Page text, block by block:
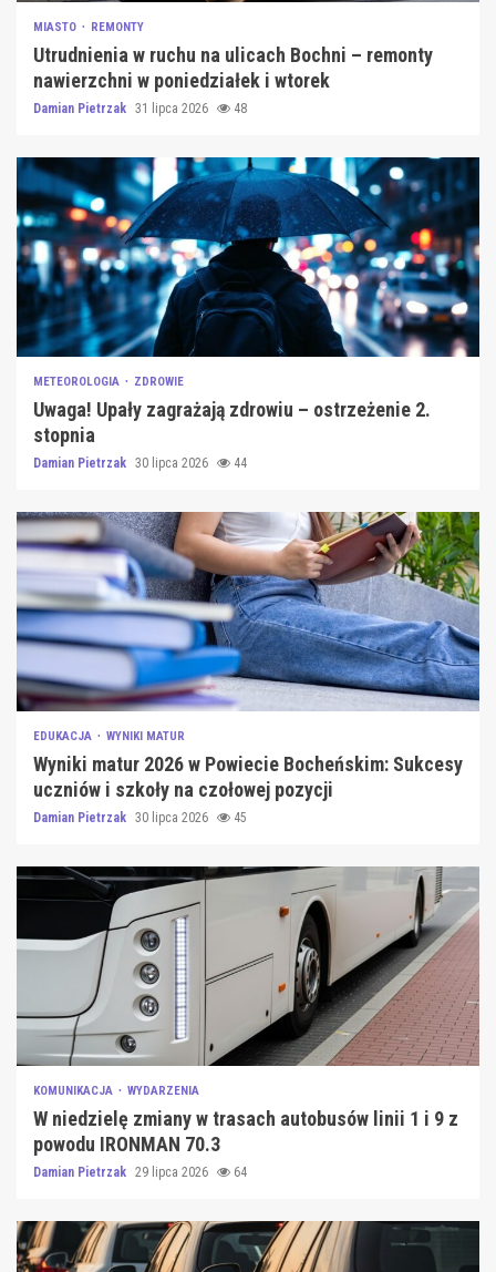
MIASTO REMONTY
Utrudnienia w ruchu na ulicach Bochni – remonty
nawierzchni w poniedziałek i wtorek
Damian Pietrzak 31 lipca 2026 48
METEOROLOGIA ZDROWIE
Uwaga! Upały zagrażają zdrowiu – ostrzeżenie 2.
stopnia
Damian Pietrzak 30 lipca 2026 44
EDUKACJA WYNIKI MATUR
Wyniki matur 2026 w Powiecie Bocheńskim: Sukcesy
uczniów i szkoły na czołowej pozycji
Damian Pietrzak 30 lipca 2026 45
KOMUNIKACJA WYDARZENIA
W niedzielę zmiany w trasach autobusów linii 1 i 9 z
powodu IRONMAN 70.3
Damian Pietrzak 29 lipca 2026 64